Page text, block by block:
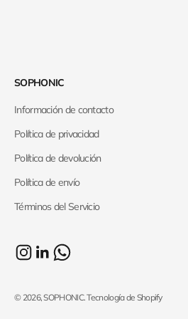
SOPHONIC
Información de contacto
Política de privacidad
Política de devolución
Política de envío
Términos del Servicio
© 2026, SOPHONIC.Tecnología de Shopify